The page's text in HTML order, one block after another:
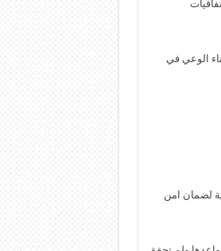
الوعي في
لضمان امن